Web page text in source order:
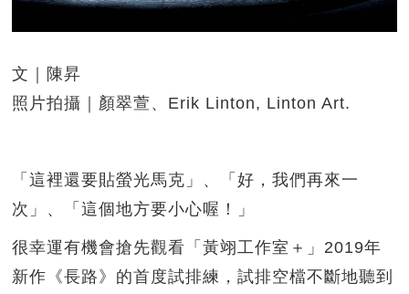
文｜陳昇
照片拍攝｜顏翠萱、Erik Linton, Linton Art.
「這裡還要貼螢光馬克」、「好，我們再來一
次」、「這個地方要小心喔！」
很幸運有機會搶先觀看「黃翊工作室＋」2019年
新作《長路》的首度試排練，試排空檔不斷地聽到